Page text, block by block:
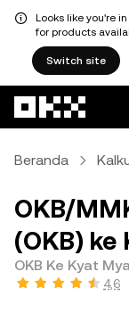
Looks like you're
for products
Switch site
Beranda
OKB/
(OKB)
OKB Ke Kyat
4,6